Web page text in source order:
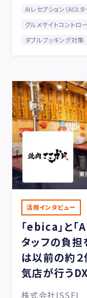
AIレセプション（AIスタ
グルメサイトコントロ
ダブルブッキング対策
活用インタビュー
「ebica」と「
タッフの負担
は以前の約２
気店が行う
株式会社ISSEI